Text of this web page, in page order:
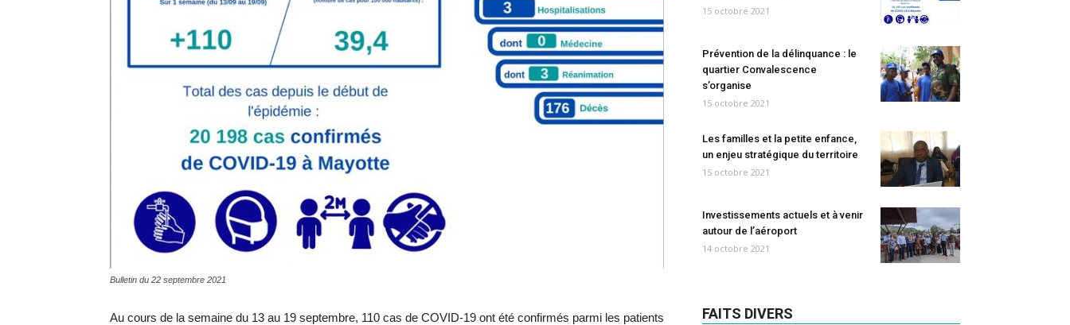
Bulletin du 22 septembre 2021
Au cours de la semaine du 13 au 19 septembre, 110 cas de COVID-19 ont été confirmés parmi les patients
15 octobre 2021
Prévention de la délinquance : le
quartier Convalescence
s’organise
15 octobre 2021
Les familles et la petite enfance,
un enjeu stratégique du territoire
15 octobre 2021
Investissements actuels et à venir
autour de l’aéroport
14 octobre 2021
FAITS DIVERS